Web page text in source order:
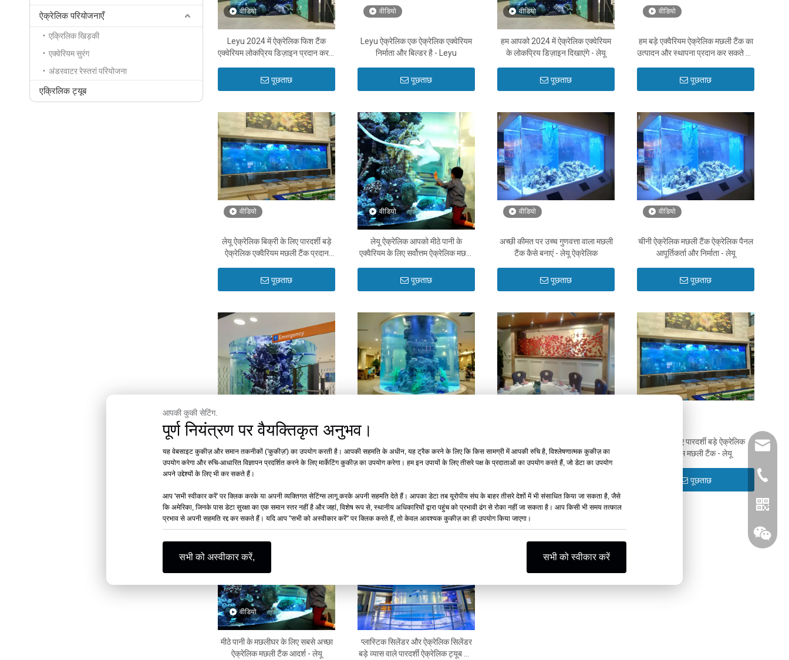
ऐक्रेलिक परियोजनाएँ
एक्रिलिक खिड़की
एक्वेरियम सुरंग
अंडरवाटर रेस्तरां परियोजना
एक्रिलिक ट्यूब
वीडियो
Leyu 2024 में ऐक्रेलिक फिश टैंक
एक्वेरियम लोकप्रिय डिज़ाइन प्रदान करता
पूछताछ
वीडियो
Leyu ऐक्रेलिक एक ऐक्रेलिक एक्वेरियम
निर्माता और बिल्डर है - Leyu
पूछताछ
वीडियो
हम आपको 2024 में ऐक्रेलिक एक्वेरियम
के लोकप्रिय डिज़ाइन दिखाएंगे - लेयू
पूछताछ
वीडियो
हम बड़े एक्वैरियम ऐक्रेलिक मछली टैंक का
उत्पादन और स्थापना प्रदान कर सकते हैं -
पूछताछ
वीडियो
लेयू ऐक्रेलिक बिक्री के लिए पारदर्शी बड़े
ऐक्रेलिक एक्वैरियम मछली टैंक प्रदान
पूछताछ
वीडियो
लेयू ऐक्रेलिक आपको मीठे पानी के
एक्वैरियम के लिए सर्वोत्तम ऐक्रेलिक मछली
पूछताछ
वीडियो
अच्छी कीमत पर उच्च गुणवत्ता वाला मछली
टैंक कैसे बनाएं - लेयू ऐक्रेलिक
पूछताछ
वीडियो
चीनी ऐक्रेलिक मछली टैंक ऐक्रेलिक पैनल
आपूर्तिकर्ता और निर्माता - लेयू
पूछताछ
2024 में ऐक्रेलिक एक्वेरियम लोकप्रिय
डिज़ाइन - लेयू
उत्पादन और स्थापना - लेयू
टैंक उत्पाद खरीदें - लेयू
बिक्री के लिए पारदर्शी बड़े ऐक्रेलिक
एक्वेरियम मछली टैंक - लेयू
पूछताछ
वीडियो
मीठे पानी के मछलीघर के लिए सबसे अच्छा
ऐक्रेलिक मछली टैंक आदर्श - लेयू
प्लास्टिक सिलेंडर और ऐक्रेलिक सिलेंडर
बड़े व्यास वाले पारदर्शी ऐक्रेलिक ट्यूब और
+
आपकी कुकी सेटिंग.
पूर्ण नियंत्रण पर वैयक्तिकृत अनुभव।
यह वेबसाइट कुकीज़ और समान तकनीकों ('कुकीज़') का उपयोग करती है। आपकी सहमति के अधीन, यह ट्रैक करने के लिए कि किस सामग्री में आपकी रुचि है, विश्लेषणात्मक कुकीज़ का
उपयोग करेगा और रुचि-आधारित विज्ञापन प्रदर्शित करने के लिए मार्केटिंग कुकीज़ का उपयोग करेगा। हम इन उपायों के लिए तीसरे पक्ष के प्रदाताओं का उपयोग करते हैं, जो डेटा का उपयोग
अपने उद्देश्यों के लिए भी कर सकते हैं।
आप 'सभी स्वीकार करें' पर क्लिक करके या अपनी व्यक्तिगत सेटिंग्स लागू करके अपनी सहमति देते हैं। आपका डेटा तब यूरोपीय संघ के बाहर तीसरे देशों में भी संसाधित किया जा सकता है, जैसे
कि अमेरिका, जिनके पास डेटा सुरक्षा का एक समान स्तर नहीं है और जहां, विशेष रूप से, स्थानीय अधिकारियों द्वारा पहुंच को प्रभावी ढंग से रोका नहीं जा सकता है। आप किसी भी समय तत्काल
प्रभाव से अपनी सहमति रद्द कर सकते हैं। यदि आप ''सभी को अस्वीकार करें'' पर क्लिक करते हैं, तो केवल आवश्यक कुकीज़ का ही उपयोग किया जाएगा।
सभी को अस्वीकार करें, सभी को स्वीकार करें